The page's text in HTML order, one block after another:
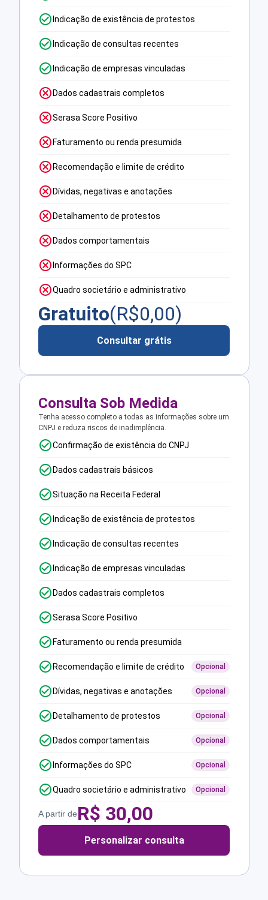
Indicação de existência de protestos
Indicação de consultas recentes
Indicação de empresas vinculadas
Dados cadastrais completos
Serasa Score Positivo
Faturamento ou renda presumida
Recomendação e limite de crédito
Dívidas, negativas e anotações
Detalhamento de protestos
Dados comportamentais
Informações do SPC
Quadro societário e administrativo
Gratuito(R$0,00)
Consultar grátis
Consulta Sob Medida
Tenha acesso completo a todas as informações sobre um
CNPJ e reduza riscos de inadimplência.
Confirmação de existência do CNPJ
Dados cadastrais básicos
Situação na Receita Federal
Indicação de existência de protestos
Indicação de consultas recentes
Indicação de empresas vinculadas
Dados cadastrais completos
Serasa Score Positivo
Faturamento ou renda presumida
Recomendação e limite de crédito Opcional
Dívidas, negativas e anotações Opcional
Detalhamento de protestos Opcional
Dados comportamentais Opcional
Informações do SPC Opcional
Quadro societário e administrativo Opcional
A partir deR$ 30,00
Personalizar consulta